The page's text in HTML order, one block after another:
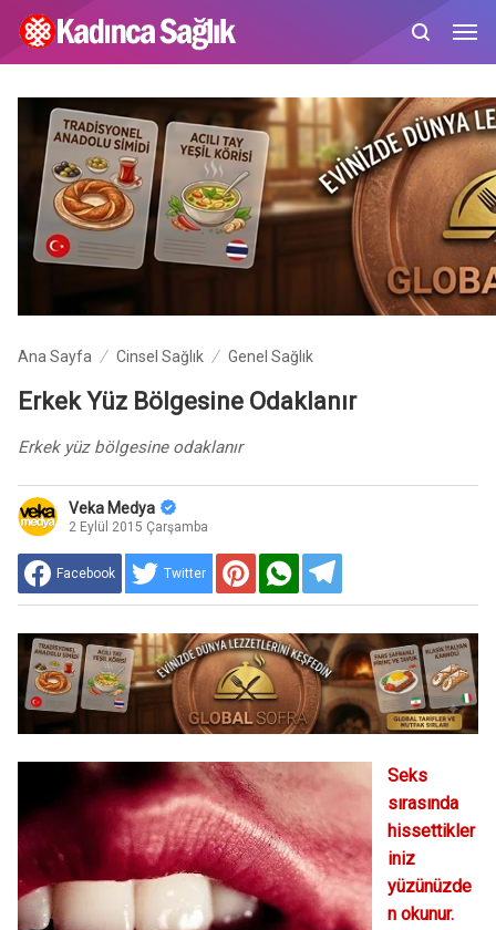
Ana Sayfa Cinsel Sağlık Genel Sağlık
Erkek Yüz Bölgesine Odaklanır
Erkek yüz bölgesine odaklanır
Veka Medya
2 Eylül 2015 Çarşamba
Facebook Twitter
Seks
sırasında
hissettikler
iniz
yüzünüzde
n okunur.